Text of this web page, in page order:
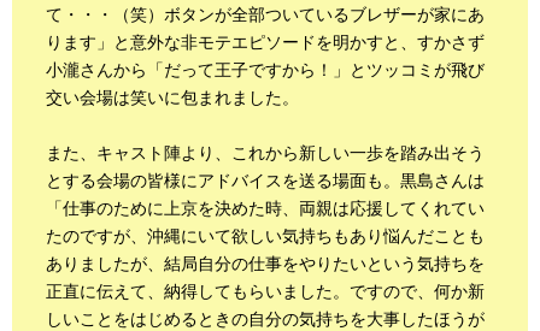
て・・・（笑）ボタンが全部ついているブレザーが家にあ
ります」と意外な非モテエピソードを明かすと、すかさず
小瀧さんから「だって王子ですから！」とツッコミが飛び
交い会場は笑いに包まれました。
また、キャスト陣より、これから新しい一歩を踏み出そう
とする会場の皆様にアドバイスを送る場面も。黒島さんは
「仕事のために上京を決めた時、両親は応援してくれてい
たのですが、沖縄にいて欲しい気持ちもあり悩んだことも
ありましたが、結局自分の仕事をやりたいという気持ちを
正直に伝えて、納得してもらいました。ですので、何か新
しいことをはじめるときの自分の気持ちを大事したほうが